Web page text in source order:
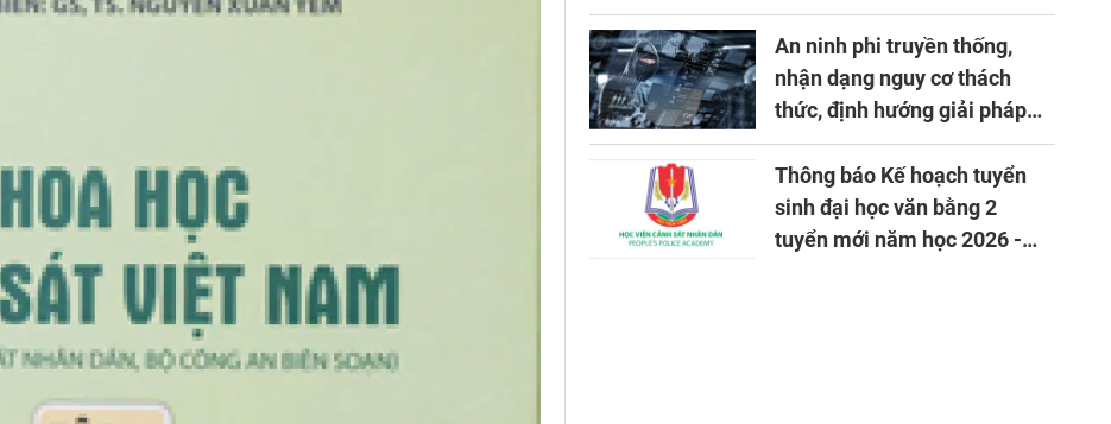
An ninh phi truyền thống,
nhận dạng nguy cơ thách
thức, định hướng giải pháp
đảm bảo an ninh quốc gia
trong tình hình hiện nay
Thông báo Kế hoạch tuyển
sinh đại học văn bằng 2
tuyển mới năm học 2026 -